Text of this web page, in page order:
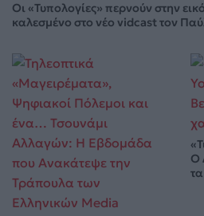
Οι «Τυπολογίες» περνούν στην
καλεσμένο στο νέο vidcast τον
Ο